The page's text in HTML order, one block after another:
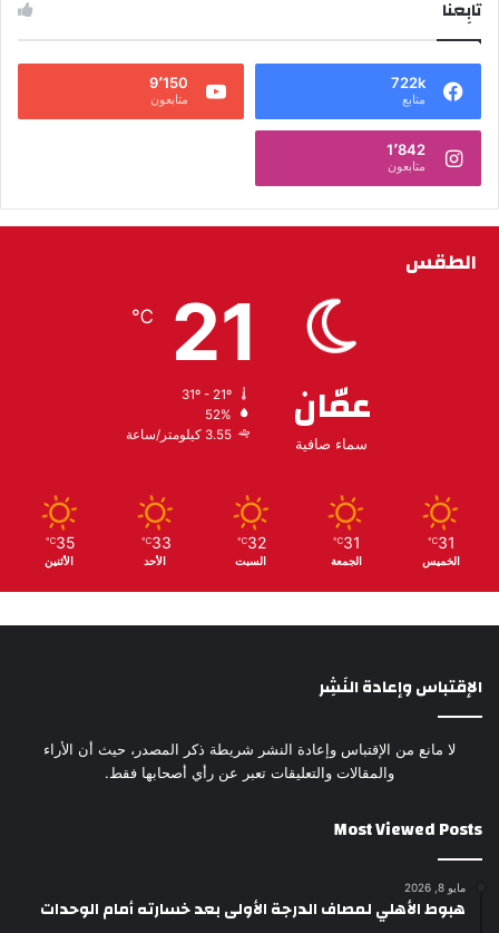
تابِعنا
722k
متابع
9٬150
متابعون
1٬842
متابعون
الطقس
عمّان
سماء صافية
21
℃
52%
3.55 كيلومتر/ساعة
31
℃
الخميس
31
℃
الجمعة
32
℃
السبت
33
℃
الأحد
35
℃
الأثنين
الإقتباس وإعادة النَشِر
لا مانع من الإقتباس وإعادة النشر شريطة ذكر المصدر، حيث أن الأراء
والمقالات والتعليقات تعبر عن رأي أصحابها فقط.
Most Viewed Posts
مايو 8, 2026
هبوط الأهلي لمصاف الدرجة الأولى بعد خسارته أمام الوحدات